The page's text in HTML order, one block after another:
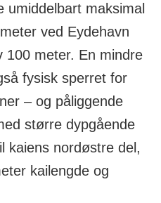
umiddelbart maksimal
ved Eydehavn
100 meter. En mindre
fysisk sperret for
– og påliggende
større dypgående
kaiens nordøstre del,
kailengde og